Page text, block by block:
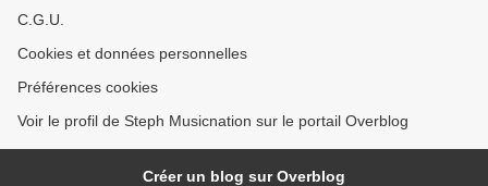
C.G.U.
Cookies et données personnelles
Préférences cookies
Voir le profil de Steph Musicnation sur le portail Overblog
Créer un blog sur Overblog